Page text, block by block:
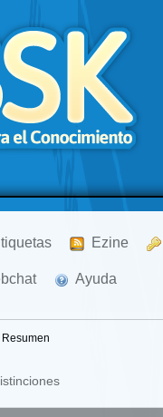
Ezine
Ayuda
Resumen